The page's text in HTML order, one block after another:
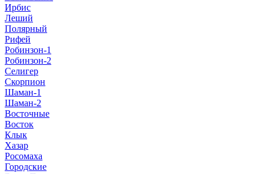
Ирбис
Леший
Полярный
Рифей
Робинзон-1
Робинзон-2
Селигер
Скорпион
Шаман-1
Шаман-2
Восточные
Восток
Клык
Хазар
Росомаха
Городские